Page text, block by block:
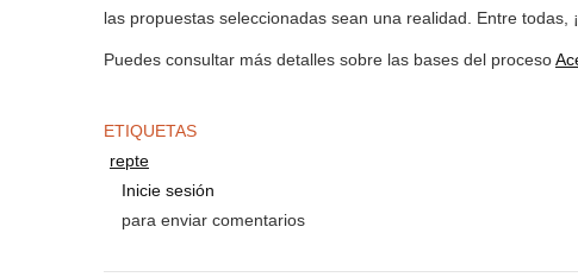
las propuestas seleccionadas sean una realidad. Entre todas,
Puedes consultar más detalles sobre las bases del proceso
ETIQUETAS
repte
Inicie sesión
para enviar comentarios